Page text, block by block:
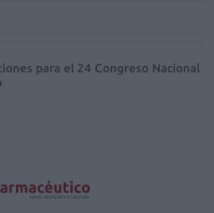
para el 24 Congreso Nacional